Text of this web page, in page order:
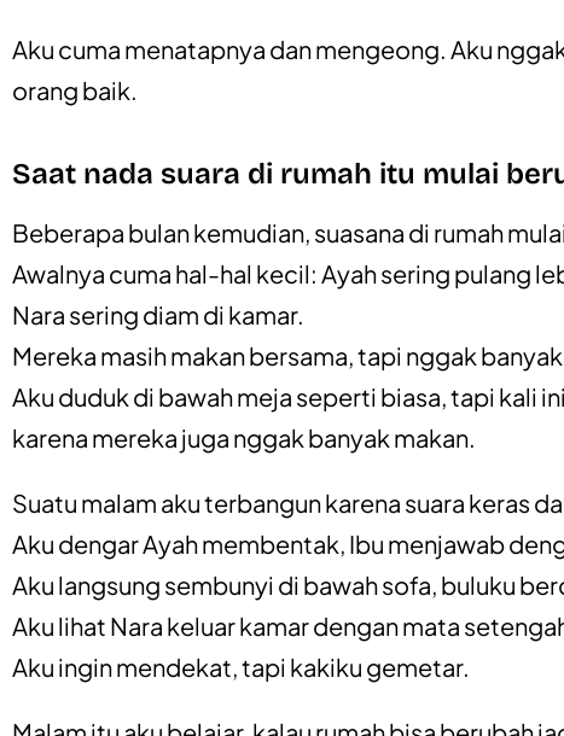
Aku cuma menatapnya dan mengeong. Aku
orang baik.
Saat nada suara di rumah itu mulai
Beberapa bulan kemudian, suasana di rumah
Awalnya cuma hal-hal kecil: Ayah sering pulang
Nara sering diam di kamar.
Mereka masih makan bersama, tapi nggak
Aku duduk di bawah meja seperti biasa, tapi kali
karena mereka juga nggak banyak makan.
Suatu malam aku terbangun karena suara keras
Aku dengar Ayah membentak, Ibu menjawab
Aku langsung sembunyi di bawah sofa, buluku
Aku lihat Nara keluar kamar dengan mata
Aku ingin mendekat, tapi kakiku gemetar.